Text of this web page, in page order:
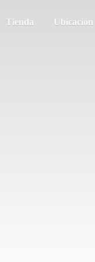
Tienda Ubicación